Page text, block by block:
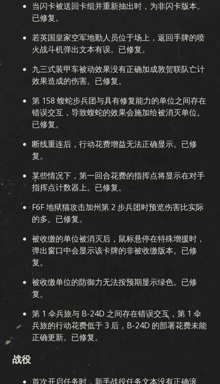
当闪卡被送回卡组并重新抽出时，为非闪卡版本。
已修复。
若英国皇家空军地勤人员位于场上，返回手牌的喷
火战斗机弹出文本有误。已修复。
九三式装甲车被动效果没有正确加成敦贺联队亡计
效果造成的伤害。已修复。
第 158 蝮蛇步兵团与具有修复能力的单位之间存在
错误交互，导致蝮蛇的效果会施加给被消灭单位。
已修复。
断线重连后，行动花费增益无法正确显示。已修
复。
某些情况下，第一回合花费的指挥点将显示在对手
指挥点计数器上。已修复。
F6F 地狱猫攻击加州第 2 步兵团时预览伤害比实际
的多。已修复。
被收缴的单位被消灭后，鼠标悬停在特殊增援时，
弹出窗口中会显示该卡牌的非被收缴版本。已修
复。
被收缴单位的防御力无法按预期显示绿色。已修
复。
第 1 伞兵旅与 B-24D 之间存在错误交互，第 1 伞
兵旅的行动花费低于 3 后，B-24D 的部署花费未能
正确更新。已修复。
战役
首次开启任务时，新手战役任务文本没有正确滚